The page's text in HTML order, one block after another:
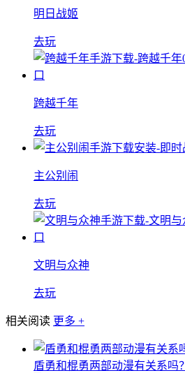
明日战姬
去玩
跨越千年
去玩
主公别闹
去玩
文明与众神
去玩
相关阅读 更多 +
盾勇和棍勇两部动漫有关系吗？